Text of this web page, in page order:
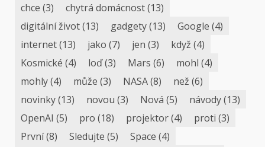
chce (3) chytrá domácnost(13)
digitální život(13) gadgety(13) Google (4)
internet(13) jako (7) jen (3) když (4)
Kosmické (4) loď(3) Mars (6) mohl (4)
mohly(4) může (3) NASA(8) než (6)
novinky(13) novou (3) Nová (5) návody(13)
OpenAI (5) pro (18) projektor(4) proti (3)
První(8) Sledujte (5) Space (4)